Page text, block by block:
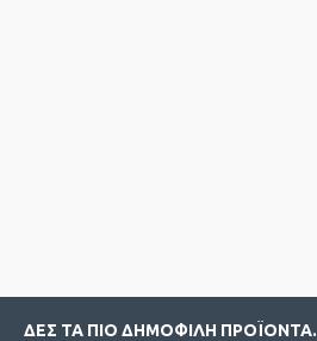
ΔΕΣ ΤΑ ΠΙΟ ΔΗΜΟΦΙΛΉ ΠΡΟΪΌΝΤΑ.